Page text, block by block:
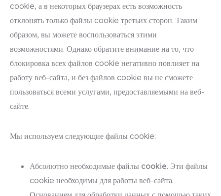
cookie, а в некоторых браузерах есть возможность
отклонять только файлы cookie третьих сторон. Таким
образом, вы можете воспользоваться этими
возможностями. Однако обратите внимание на то, что
блокировка всех файлов cookie негативно повлияет на
работу веб-сайта, и без файлов cookie вы не сможете
пользоваться всеми услугами, предоставляемыми на веб-
сайте.
Мы используем следующие файлы cookie:
Абсолютно необходимые файлы cookie. Эти файлы
cookie необходимы для работы веб-сайта.